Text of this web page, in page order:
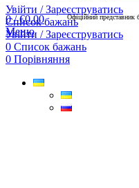
Увійти / Зареєструватись
Список бажань
Увійти / Зареєструватись
0 Список бажань
0 Порівняння
0/ €0.00
Меню
Офіційний представник